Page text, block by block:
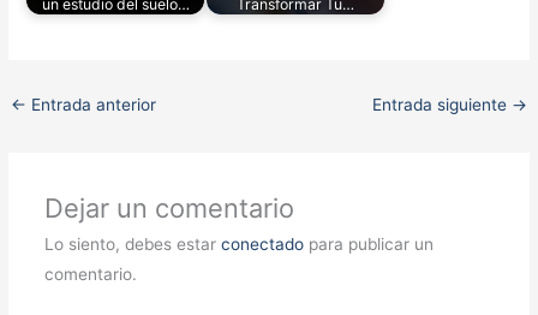
un estudio del suelo…
Transformar Tu…
← Entrada anterior Entrada siguiente →
Dejar un comentario
Lo siento, debes estar conectadopara publicar un
comentario.